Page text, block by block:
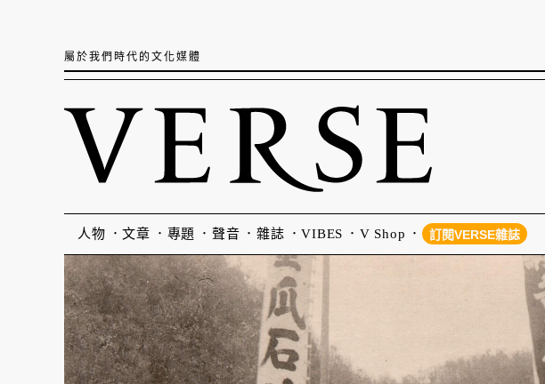
屬於我們時代的文化媒體
人物 文章 專題 聲音 雜誌 VIBES V Shop 訂閱VERSE雜誌